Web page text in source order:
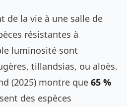
de la vie à une salle de
résistantes à
luminosité sont
tillandsias, ou aloès.
(2025) montre que 65 %
des espèces